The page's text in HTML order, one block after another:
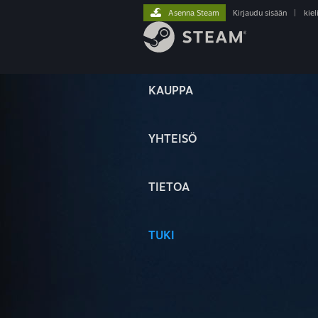
KAUPPA
YHTEISÖ
TIETOA
TUKI
Asenna Steam Kirjaudu sisään kieli